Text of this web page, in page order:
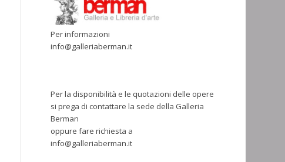
Per informazioni
info@galleriaberman.it
Per la disponibilità e le quotazioni delle opere
si prega di contattare la sede della Galleria
Berman
oppure fare richiesta a
info@galleriaberman.it